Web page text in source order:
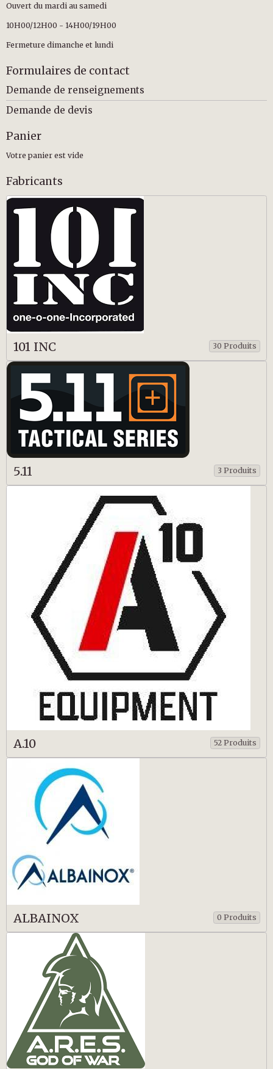
Ouvert du mardi au samedi
10H00/12H00 - 14H00/19H00
Fermeture dimanche et lundi
Formulaires de contact
Demande de renseignements
Demande de devis
Panier
Votre panier est vide
Fabricants
101 INC 30 Produits
5.11 3 Produits
A.10 52 Produits
ALBAINOX 0 Produits